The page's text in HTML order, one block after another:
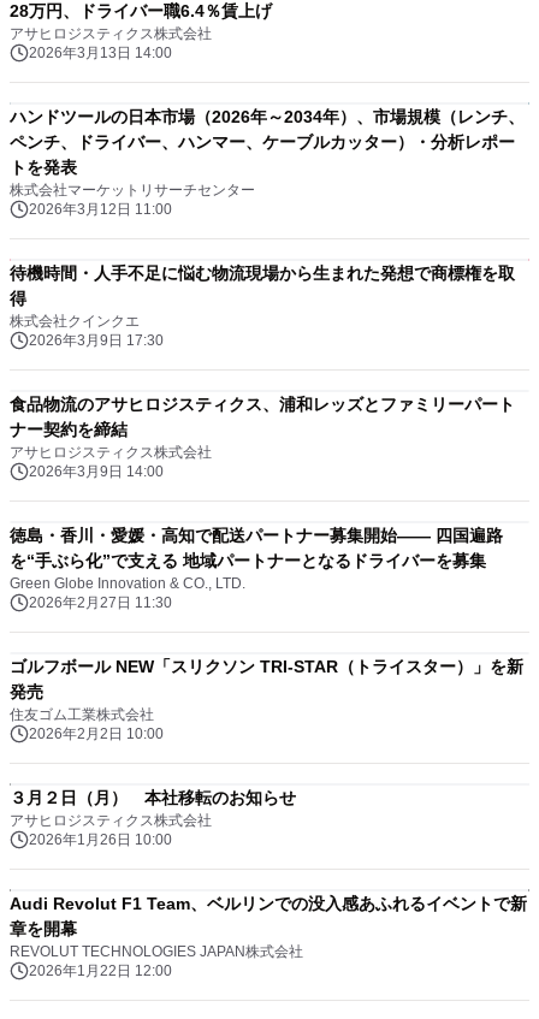
28万円、ドライバー職6.4％賃上げ
アサヒロジスティクス株式会社
2026年3月13日 14:00
ハンドツールの日本市場（2026年～2034年）、市場規模（レンチ、
ペンチ、ドライバー、ハンマー、ケーブルカッター）・分析レポー
トを発表
株式会社マーケットリサーチセンター
2026年3月12日 11:00
待機時間・人手不足に悩む物流現場から生まれた発想で商標権を取
得
株式会社クインクエ
2026年3月9日 17:30
食品物流のアサヒロジスティクス、浦和レッズとファミリーパート
ナー契約を締結
アサヒロジスティクス株式会社
2026年3月9日 14:00
徳島・香川・愛媛・高知で配送パートナー募集開始―― 四国遍路
を“手ぶら化”で支える 地域パートナーとなるドライバーを募集
Green Globe Innovation & CO., LTD.
2026年2月27日 11:30
ゴルフボール NEW「スリクソン TRI-STAR（トライスター）」を新
発売
住友ゴム工業株式会社
2026年2月2日 10:00
３月２日（月） 本社移転のお知らせ
アサヒロジスティクス株式会社
2026年1月26日 10:00
Audi Revolut F1 Team、ベルリンでの没入感あふれるイベントで新
章を開幕
REVOLUT TECHNOLOGIES JAPAN株式会社
2026年1月22日 12:00